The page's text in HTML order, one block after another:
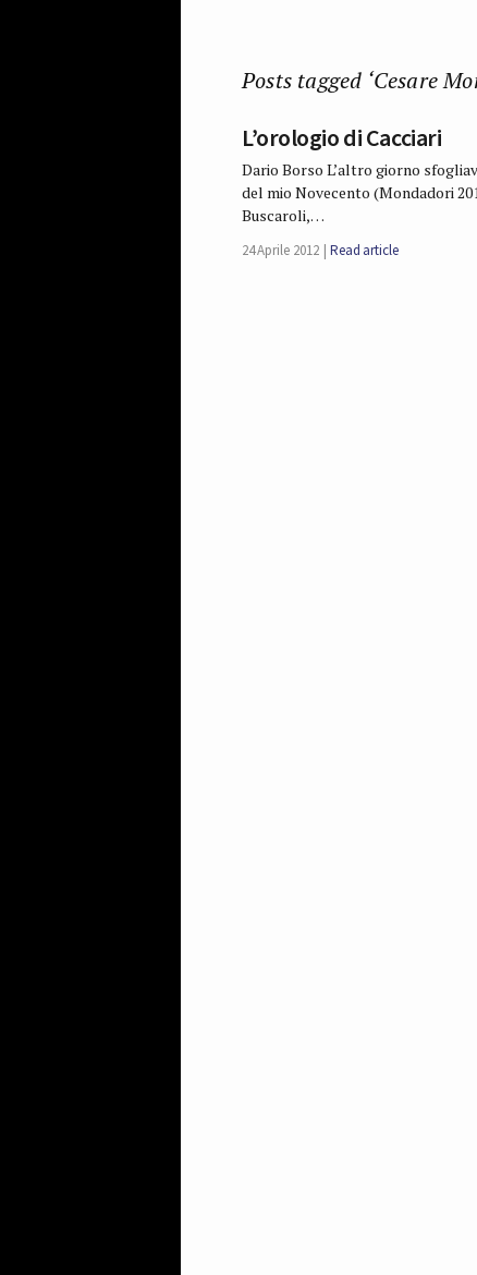
Posts tagged ‘Cesare
L’orologio di Cacciari
Dario Borso L’altro giorno
del mio Novecento (Mondadori
Buscaroli,…
24 Aprile 2012 Read article